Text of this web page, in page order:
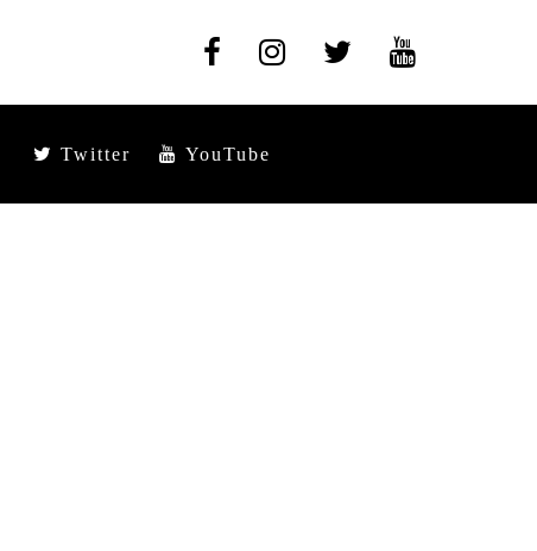
Twitter YouTube